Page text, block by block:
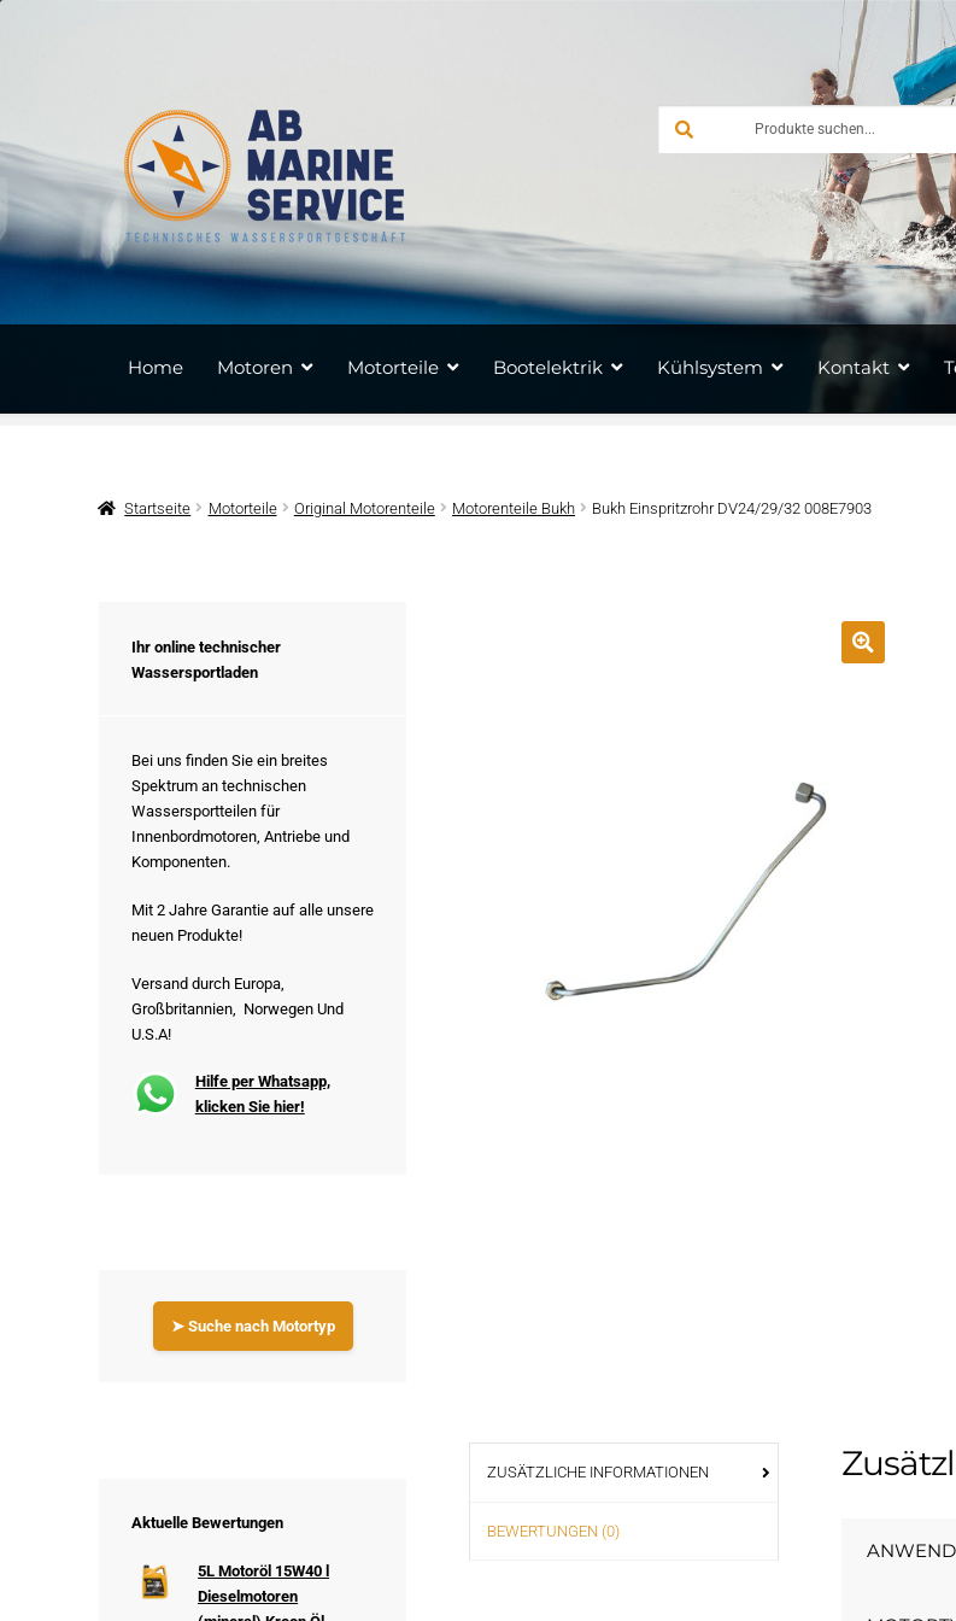
Home Motoren Motorteile Bootelektrik Kühlsystem Kontakt
Startseite Motorteile Original Motorenteile Motorenteile Bukh Bukh Einspritzrohr DV24/29/32 008E7903
ZUSÄTZLICHE INFORMATIONEN
BEWERTUNGEN (0)
Ihr online technischer
Wassersportladen
Bei uns finden Sie ein breites
Spektrum an technischen
Wassersportteilen für
Innenbordmotoren, Antriebe und
Komponenten.
Mit 2 Jahre Garantie auf alle unsere
neuen Produkte!
Versand durch Europa,
Großbritannien, Norwegen Und
U.S.A!
Hilfe per Whatsapp,
klicken Sie hier!
➤ Suche nach Motortyp
Aktuelle Bewertungen
5L Motoröl 15W40 l
Dieselmotoren